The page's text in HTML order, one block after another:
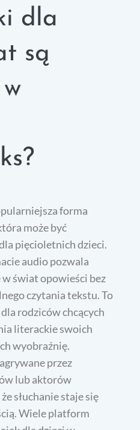
dla
są
forma
może być
pięcioletnich dzieci.
audio pozwala
świat opowieści bez
czytania tekstu. To
rodziców chcących
literackie swoich
wyobraźnię.
przez
lub aktorów
słuchanie staje się
Wiele platform